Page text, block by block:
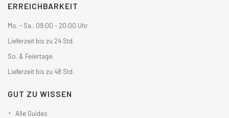
ERREICHBARKEIT
Mo. - Sa.: 09:00 - 20:00 Uhr
Lieferzeit bis zu 24 Std.
So. & Feiertage:
Lieferzeit bis zu 48 Std.
GUT ZU WISSEN
Alle Guides